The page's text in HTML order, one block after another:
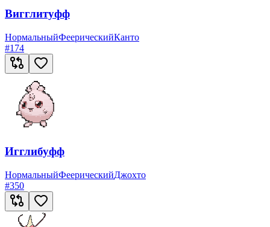
Вигглитуфф
НормальныйФеерическийКанто
#174
Игглибуфф
НормальныйФеерическийДжохто
#350